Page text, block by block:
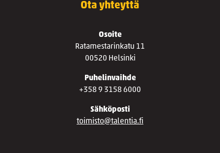
Ota yhteyttä
Osoite
Ratamestarinkatu 11
00520 Helsinki
Puhelinvaihde
+358 9 3158 6000
Sähköposti
toimisto@talentia.fi